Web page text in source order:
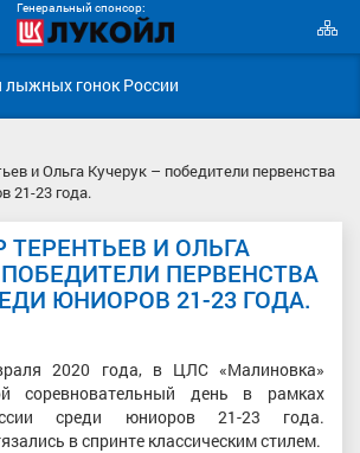
Генеральный спонсор:
гонок России
и Ольга Кучерук – победители первенства
21-23 года.
И ОЛЬГА
ПЕРВЕНСТВА
ЮНИОРОВ 21-23 ГОДА.
2020 года, в ЦЛС «Малиновка»
соревновательный день в рамках
среди юниоров 21-23 года.
в спринте классическим стилем.